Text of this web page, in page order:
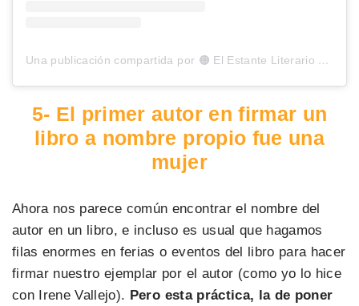
Una publicación compartida por 🟠 El Estante Literario (@elestanteliterario)
5- El primer autor en firmar un
libro a nombre propio fue una
mujer
Ahora nos parece común encontrar el nombre del
autor en un libro, e incluso es usual que hagamos
filas enormes en ferias o eventos del libro para hacer
firmar nuestro ejemplar por el autor (como yo lo hice
con Irene Vallejo). Pero esta práctica, la de poner